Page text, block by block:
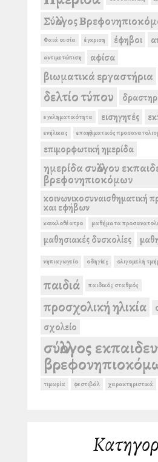
Σύλλογος
Φαιά ουσία έγκριση έφηβοι
αντιμετώπιση αφίσα
βιωματικά εργαστήρια
δελτίο τύπου
εγκληματικότητα εισηγητές
ενήλικας επαγγελματικός
επιμορφωτική ημερίδα
ημερίδα συλλόγου
βρεφονηπιοκόμων
κοινωνικοσυναισθηματική
και εφήβων
κουκλοθέατρο μαθήματα
μαθησιακές δυσκολίες
νηπιαγωγείο οδηγίες ολιγομελή
παιδιά παιδικός σταθμός
προσχολική ηλικία
σχολείο
σύλλογος
τιμωρία φεστιβάλ χαρακτηριστικά